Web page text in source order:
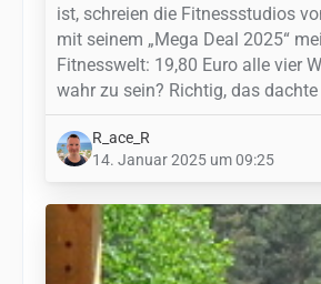
ist, schreien die Fitnessstudios
mit seinem „Mega Deal 2025“
Fitnesswelt: 19,80 Euro alle vier
wahr zu sein? Richtig, das
R_ace_R
14. Januar 2025 um 09:25